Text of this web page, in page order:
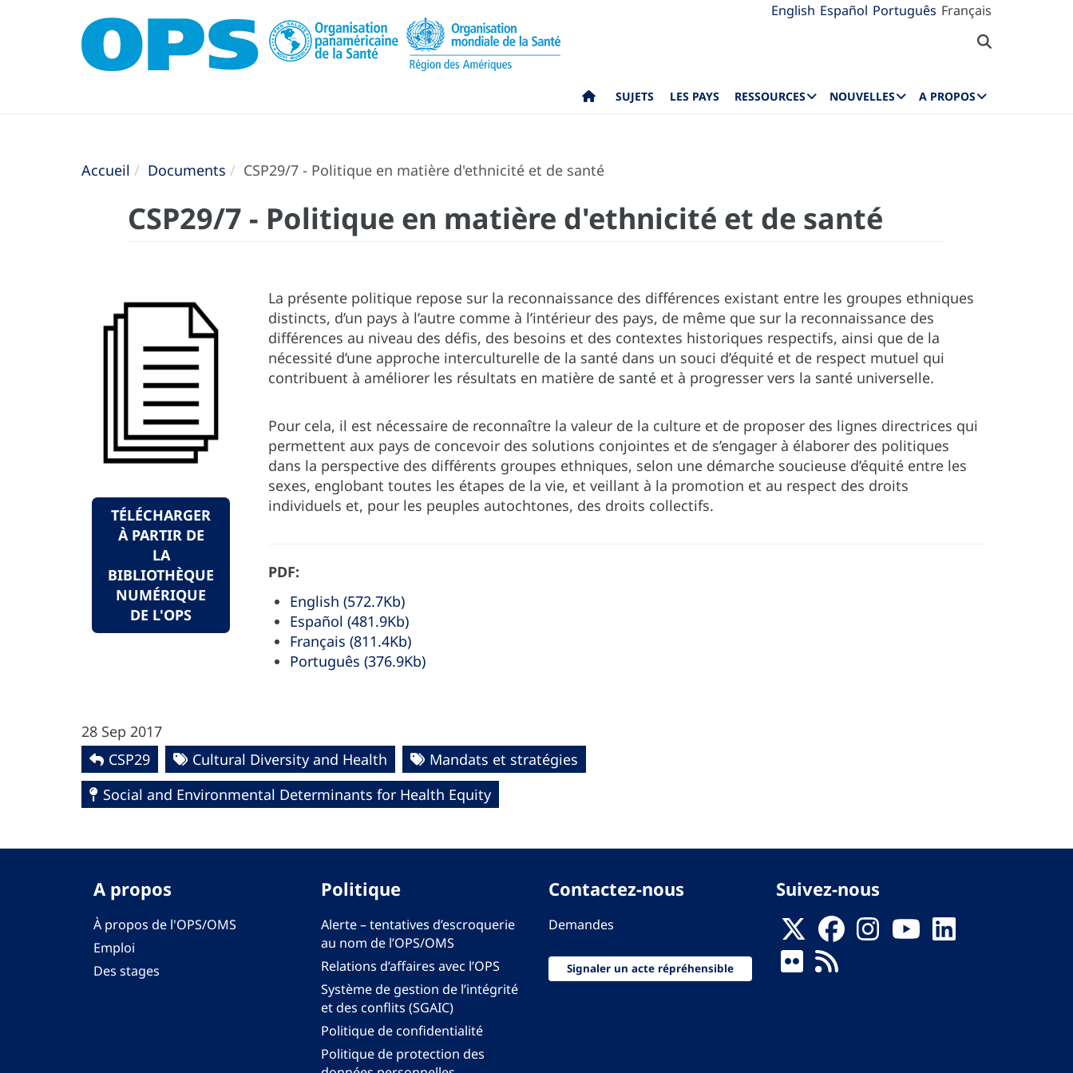
English Español Português Français
SUJETS LES PAYS RESSOURCES NOUVELLES A PROPOS
Accueil Documents CSP29/7 - Politique en matière d'ethnicité et de santé
CSP29/7 - Politique en matière d'ethnicité et de santé
TÉLÉCHARGER
À PARTIR DE
LA
BIBLIOTHÈQUE
NUMÉRIQUE
DE L'OPS
La présente politique repose sur la reconnaissance des différences existant entre les groupes ethniques
distincts, d’un pays à l’autre comme à l’intérieur des pays, de même que sur la reconnaissance des
différences au niveau des défis, des besoins et des contextes historiques respectifs, ainsi que de la
nécessité d’une approche interculturelle de la santé dans un souci d’équité et de respect mutuel qui
contribuent à améliorer les résultats en matière de santé et à progresser vers la santé universelle.
Pour cela, il est nécessaire de reconnaître la valeur de la culture et de proposer des lignes directrices qui
permettent aux pays de concevoir des solutions conjointes et de s’engager à élaborer des politiques
dans la perspective des différents groupes ethniques, selon une démarche soucieuse d’équité entre les
sexes, englobant toutes les étapes de la vie, et veillant à la promotion et au respect des droits
individuels et, pour les peuples autochtones, des droits collectifs.
PDF:
English (572.7Kb)
Español (481.9Kb)
Français (811.4Kb)
Português (376.9Kb)
28 Sep 2017
CSP29
Cultural Diversity and Health
Mandats et stratégies
Social and Environmental Determinants for Health Equity
A propos
À propos de l'OPS/OMS
Emploi
Des stages
Politique
Alerte – tentatives d’escroquerie
au nom de l’OPS/OMS
Relations d’affaires avec l’OPS
Système de gestion de l’intégrité
et des conflits (SGAIC)
Politique de confidentialité
Politique de protection des
Contactez-nous
Demandes
Signaler un acte répréhensible
Suivez-nous